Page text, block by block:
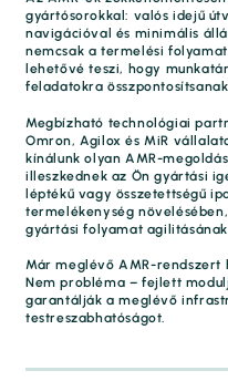
gyártósorokkal: valós idejű
navigációval és minimális
nemcsak a termelési
lehetővé teszi, hogy
feladatokra összpontosítsanak.
Megbízható technológiai
Omron, Agilox és MiR
kínálunk olyan AMR-
illeszkednek az Ön gyártási
léptékű vagy összetettségű
termelékenység
gyártási folyamat agilitásának
Már meglévő AMR-rendszert
Nem probléma – fejlett
garantálják a meglévő
testreszabhatóságot.